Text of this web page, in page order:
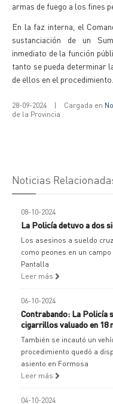
armas de fuego a los fines
En la faz interna, el
sustanciación de un
inmediato de la función
tanto se pueda determinar
de ellos en el procedimiento.
28-09-2024 | Cargada en
de la Provincia
Noticias
08-10-2024
La Policía detuvo a dos
Los asesinos a sueldo
como peones en un
Pantalla
Leer más
06-10-2024
Contrabando: La Policía
cigarrillos valuado en 18
También se incautó un
procedimiento quedó a
asiento en Formosa
Leer más
04-10-2024